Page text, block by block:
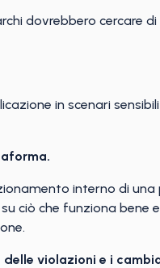
dovrebbero cercare di
in scenari
interno di
ciò che funziona bene
violazioni e i